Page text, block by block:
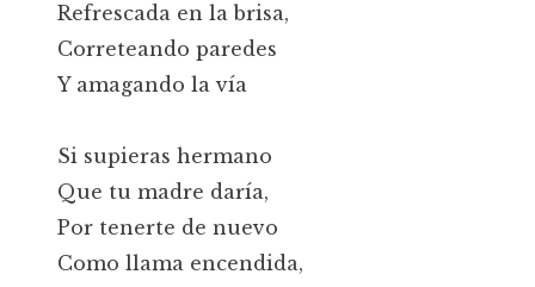
Refrescada en la brisa,
Correteando paredes
Y amagando la vía
Si supieras hermano
Que tu madre daría,
Por tenerte de nuevo
Como llama encendida,